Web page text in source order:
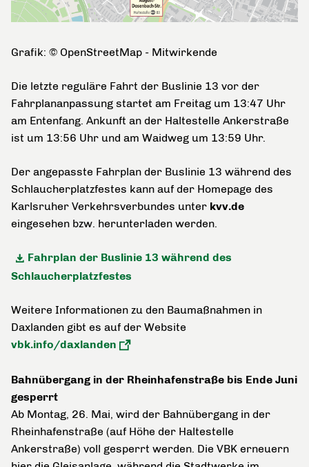
Grafik: © OpenStreetMap - Mitwirkende
Die letzte reguläre Fahrt der Buslinie 13 vor der
Fahrplananpassung startet am Freitag um 13:47 Uhr
am Entenfang. Ankunft an der Haltestelle Ankerstraße
ist um 13:56 Uhr und am Waidweg um 13:59 Uhr.
Der angepasste Fahrplan der Buslinie 13 während des
Schlaucherplatzfestes kann auf der Homepage des
Karlsruher Verkehrsverbundes unter kvv.de
eingesehen bzw. herunterladen werden.
Fahrplan der Buslinie 13 während des
Schlaucherplatzfestes
Weitere Informationen zu den Baumaßnahmen in
Daxlanden gibt es auf der Website
vbk.info/daxlanden
Bahnübergang in der Rheinhafenstraße bis Ende Juni
gesperrt
Ab Montag, 26. Mai, wird der Bahnübergang in der
Rheinhafenstraße (auf Höhe der Haltestelle
Ankerstraße) voll gesperrt werden. Die VBK erneuern